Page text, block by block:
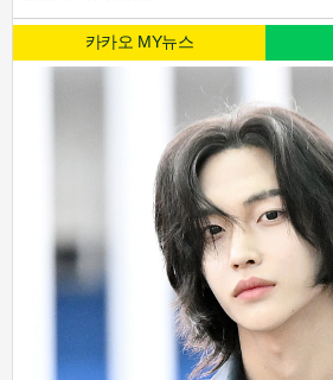
카카오 MY뉴스